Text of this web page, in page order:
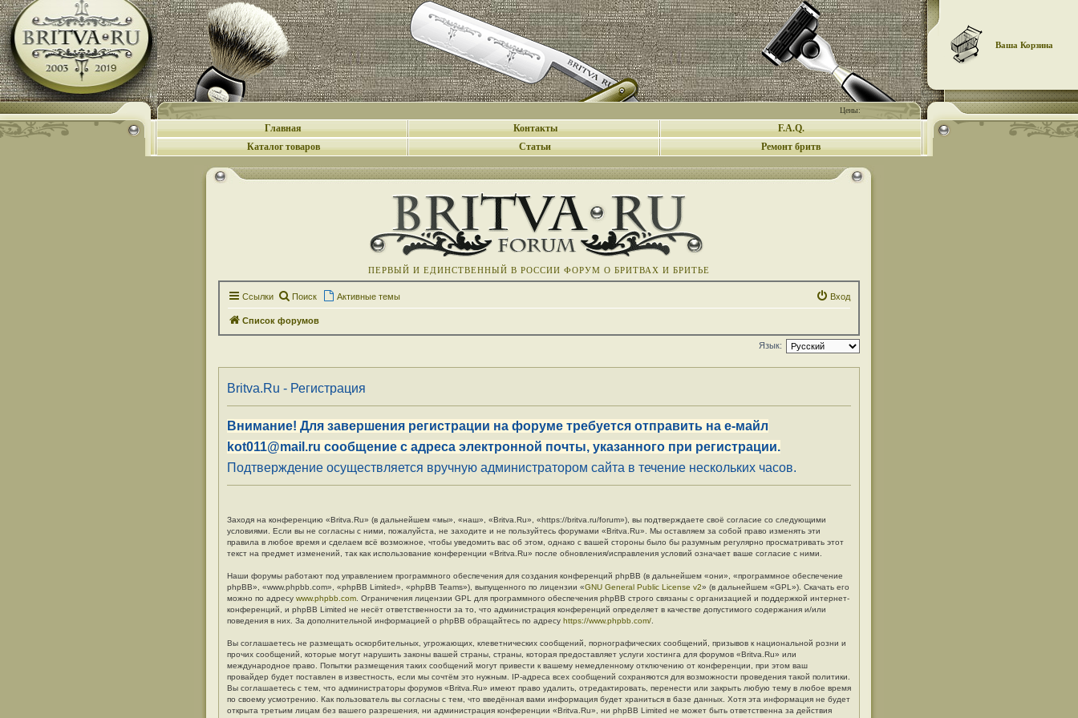
Цены:
Ваша Корзина
Главная Контакты
F.A.Q.
Каталог товаров
Статьи Ремонт бритв
ПЕРВЫЙ И ЕДИНСТВЕННЫЙ В РОССИИ ФОРУМ О БРИТВАХ И БРИТЬЕ
Ссылки Поиск Активные темы Вход
Список форумов
Язык:
Britva.Ru - Регистрация
Внимание! Для завершения регистрации на форуме требуется отправить на е-майл
kot011@mail.ru сообщение с адреса электронной почты, указанного при регистрации.
Подтверждение осуществляется вручную администратором сайта в течение нескольких часов.
Заходя на конференцию «Britva.Ru» (в дальнейшем «мы», «наш», «Britva.Ru», «https://britva.ru/forum»), вы подтверждаете своё согласие со следующими
условиями. Если вы не согласны с ними, пожалуйста, не заходите и не пользуйтесь форумами «Britva.Ru». Мы оставляем за собой право изменять эти
правила в любое время и сделаем всё возможное, чтобы уведомить вас об этом, однако с вашей стороны было бы разумным регулярно просматривать этот
текст на предмет изменений, так как использование конференции «Britva.Ru» после обновления/исправления условий означает ваше согласие с ними.
Наши форумы работают под управлением программного обеспечения для создания конференций phpBB (в дальнейшем «они», «программное обеспечение
phpBB», «www.phpbb.com», «phpBB Limited», «phpBB Teams»), выпущенного по лицензии «GNU General Public License v2» (в дальнейшем «GPL»). Скачать его
можно по адресу www.phpbb.com . Ограничения лицензии GPL для программного обеспечения phpBB строго связаны с организацией и поддержкой интернет-
конференций, и phpBB Limited не несёт ответственности за то, что администрация конференций определяет в качестве допустимого содержания и/или
поведения в них. За дополнительной информацией о phpBB обращайтесь по адресу https://www.phpbb.com/
Вы соглашаетесь не размещать оскорбительных, угрожающих, клеветнических сообщений, порнографических сообщений, призывов к национальной розни и
прочих сообщений, которые могут нарушить законы вашей страны, страны, которая предоставляет услуги хостинга для форумов «Britva.Ru» или
международное право. Попытки размещения таких сообщений могут привести к вашему немедленному отключению от конференции, при этом ваш
провайдер будет поставлен в известность, если мы сочтём это нужным. IP-адреса всех сообщений сохраняются для возможности проведения такой политики.
Вы соглашаетесь с тем, что администраторы форумов «Britva.Ru» имеют право удалить, отредактировать, перенести или закрыть любую тему в любое время
по своему усмотрению. Как пользователь вы согласны с тем, что введённая вами информация будет храниться в базе данных. Хотя эта информация не будет
открыта третьим лицам без вашего разрешения, ни администрация конференции «Britva.Ru», ни phpBB Limited не может быть ответственна за действия